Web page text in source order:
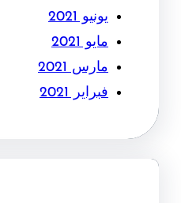
يونيو 2021
مايو 2021
مارس 2021
فبراير 2021